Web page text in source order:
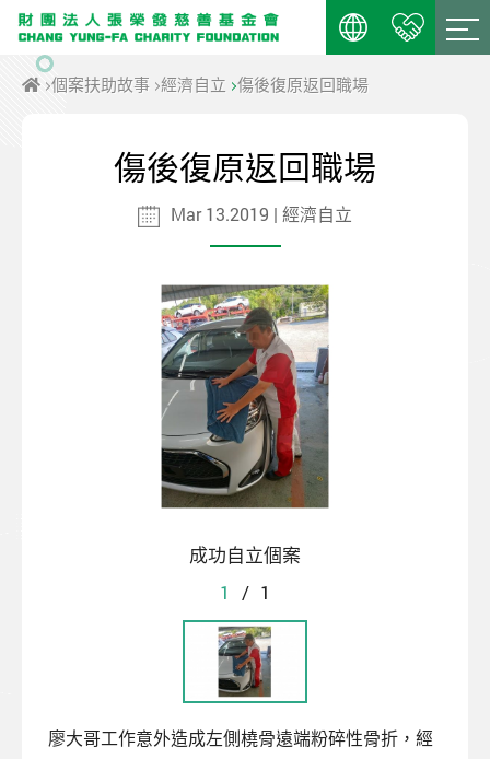
個案扶助故事 經濟自立 傷後復原返回職場
傷後復原返回職場
Mar 13.2019 | 經濟自立
成功自立個案
1
/ 1
廖大哥工作意外造成左側橈骨遠端粉碎性骨折，經